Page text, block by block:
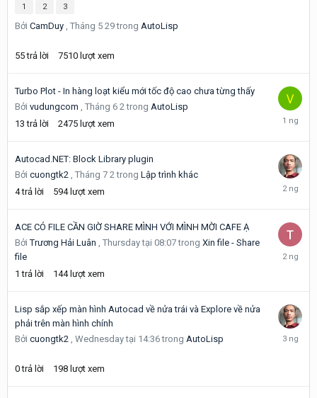
1 2 3
Bởi CamDuy , Tháng 5 29trong AutoLisp
55 trả lời 7510 lượt xem
Turbo Plot - In hàng loạt kiểu mới tốc độ cao chưa từng thấy
Bởi vudungcom , Tháng 6 2trong AutoLisp
13 trả lời 2475 lượt xem
Friday
Autocad.NET: Block Library plugin
Bởi cuongtk2 , Tháng 7 2trong Lập trình khác
4 trả lời 594 lượt xem
Friday
ACE CÓ FILE CẦN GIỜ SHARE MÌNH VỚI MÌNH MỜI CAFE Ạ
BởiTrương Hải Luân , Thursday tại 08:07trong Xin file - Share
file
1 trả lời 144 lượt xem
Thursday
Lisp sắp xếp màn hình Autocad về nửa trái và Explore về nửa
phải trên màn hình chính
Bởi cuongtk2 , Wednesday tại 14:36trong AutoLisp
0 trả lời 198 lượt xem